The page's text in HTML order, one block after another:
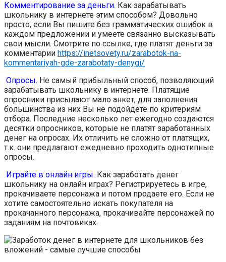
Комментирование за деньги. Как зарабатывать
школьнику в интернете этим способом? Довольно
просто, если Вы пишите без грамматических ошибок в
каждом предложении и умеете связанно высказывать
свои мысли. Смотрите по ссылке, где платят деньги за
комментарии https://inetsovety.ru/zarabotok-na-
kommentariyah-gde-zarabotaty-denygi/
Опросы. Не самый прибыльный способ, позволяющий
зарабатывать школьнику в интернете. Платящие
опросники присылают мало анкет, для заполнения
большинства из них Вы не подойдете по критериям
отбора. Последние несколько лет ежегодно создаются
десятки опросников, которые не платят заработанных
денег на опросах. Их отличить не сложно от платящих,
т.к. они предлагают ежедневно проходить однотипные
опросы.
Играйте в онлайн игры. Как заработать денег
школьнику на онлайн играх? Регистрируетесь в игре,
прокачиваете персонажа и потом продаете его. Если не
хотите самостоятельно искать покупателя на
прокачанного персонажа, прокачивайте персонажей по
заданиям на почтовиках.